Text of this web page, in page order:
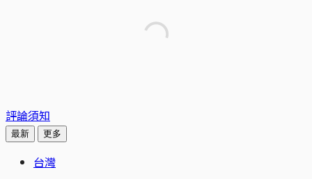
評論須知
最新 更多
台灣